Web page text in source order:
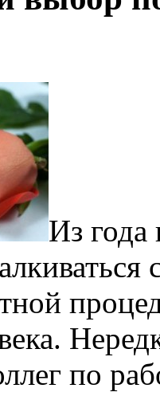
Из года
по